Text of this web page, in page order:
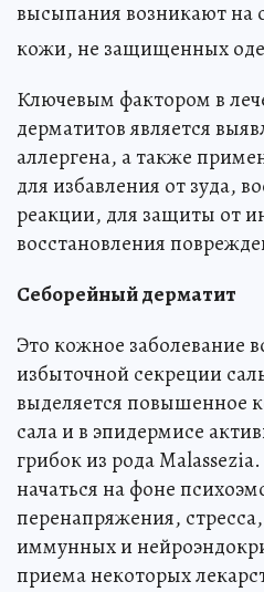
высыпания возникают на
кожи, не защищенных
Ключевым фактором в
дерматитов является
аллергена, а также
для избавления от зуда,
реакции, для защиты от
восстановления
Себорейный дерматит
Это кожное заболевание
избыточной секреции
выделяется повышенное
сала и в эпидермисе
грибок из рода
начаться на фоне
перенапряжения,
иммунных и
приема некоторых